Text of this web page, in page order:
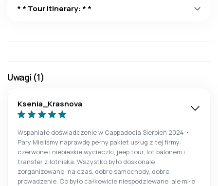
* * Tour Itinerary: * *
Uwagi (1)
Ksenia_Krasnova
Wspaniałe doświadczenie w Cappadocia Sierpień 2024 •
Pary Mieliśmy naprawdę pełny pakiet usług z tej firmy:
czerwone i niebieskie wycieczki, jeep tour, lot balonem i
transfer z lotniska. Wszystko było doskonale
zorganizowane: na czas, dobre samochody, dobre
prowadzenie. Co było całkowicie niespodziewane, ale miłe